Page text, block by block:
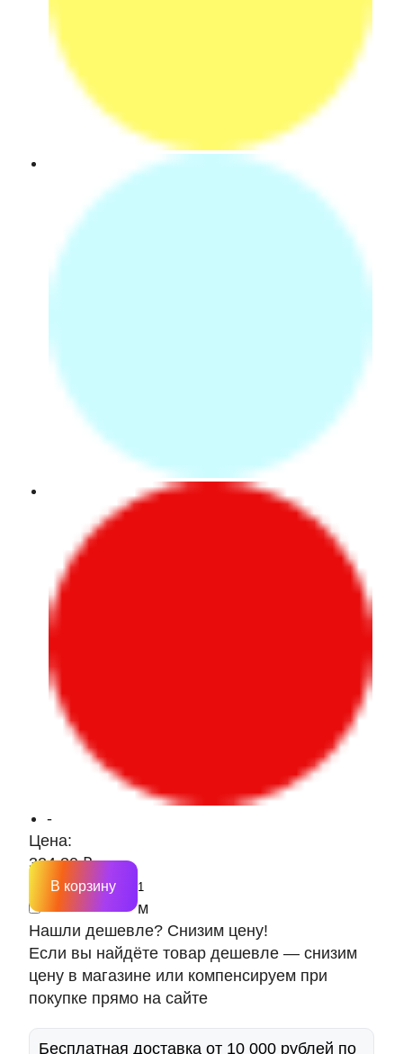
-
Цена:
324.30 ₽
м
В корзину
Нашли дешевле? Снизим цену!
Если вы найдёте товар дешевле — снизим
цену в магазине или компенсируем при
покупке прямо на сайте
Бесплатная доставка от 10 000 рублей по